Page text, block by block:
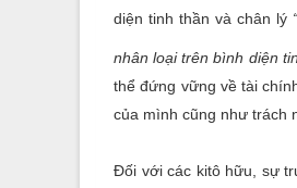
diện tinh thần và chân lý
nhân loại trên bình diện
thể đứng vững về tài
của mình cũng như trách
Đối với các kitô hữu, sự